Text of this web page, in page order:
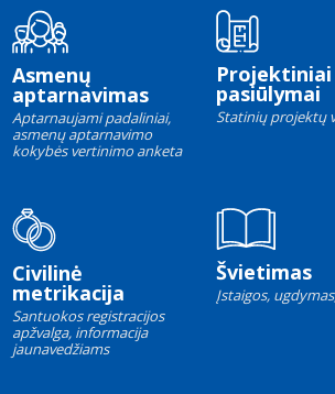
Asmenų
aptarnavimas
Aptarnaujami padaliniai,
asmenų aptarnavimo
kokybės vertinimo anketa
Projektiniai
pasiūlymai
Statinių projektų
Civilinė
metrikacija
Santuokos registracijos
apžvalga, informacija
jaunavedžiams
Švietimas
Įstaigos,